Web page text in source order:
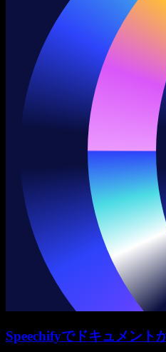
Speechifyでドキュメント